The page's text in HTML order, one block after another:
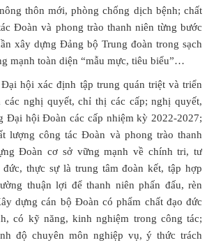
thôn mới, phòng chống dịch bệnh; chất
Đoàn và phong trào thanh niên từng bước
xây dựng Đảng bộ Trung đoàn trong sạch
mạnh toàn diện “mẫu mực, tiêu biểu”…
hội xác định tập trung quán triệt và triển
các nghị quyết, chỉ thị các cấp; nghị quyết,
Đại hội Đoàn các cấp nhiệm kỳ 2022-2027;
lượng công tác Đoàn và phong trào thanh
Đoàn cơ sở vững mạnh về chính tri, tư
thực sự là trung tâm đoàn kết, tập hợp
thuận lợi để thanh niên phấn đấu, rèn
dựng cán bộ Đoàn có phẩm chất đạo đức
có kỹ năng, kinh nghiệm trong công tác;
độ chuyên môn nghiệp vụ, ý thức trách